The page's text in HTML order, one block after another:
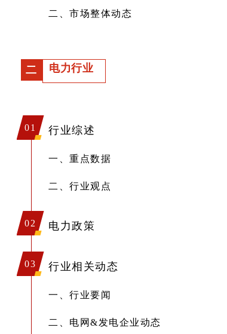
二、市场整体动态
二 电力行业
01 行业综述
一、重点数据
二、行业观点
02 电力政策
03 行业相关动态
一、行业要闻
二、电网&发电企业动态